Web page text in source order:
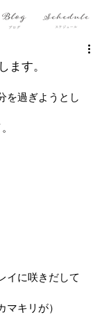
ます。
を過ぎようとし
イに咲きだして
マキリが）